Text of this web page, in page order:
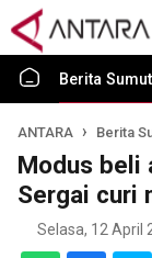
Berita Sumut
ANTARA Berita
Modus beli
Sergai curi
Selasa, 12 April